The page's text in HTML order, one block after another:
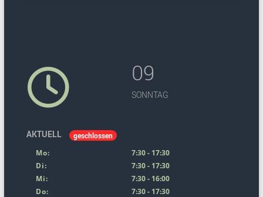
09
SONNTAG
AKTUELL geschlossen
Mo:
7:30 - 17:30
Di:
7:30 - 17:30
Mi:
7:30 - 16:00
Do:
7:30 - 17:30